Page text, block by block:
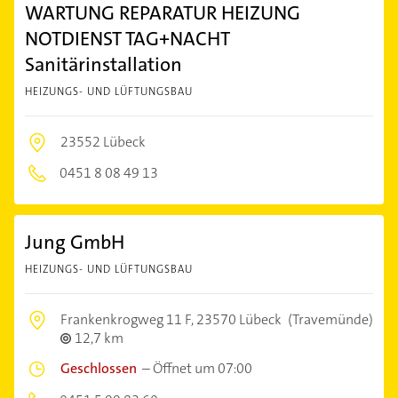
WARTUNG REPARATUR HEIZUNG
NOTDIENST TAG+NACHT
Sanitärinstallation
HEIZUNGS- UND LÜFTUNGSBAU
23552 Lübeck
0451 8 08 49 13
Jung GmbH
HEIZUNGS- UND LÜFTUNGSBAU
Frankenkrogweg 11 F,23570 Lübeck (Travemünde)
12,7 km
Geschlossen –Öffnet um 07:00